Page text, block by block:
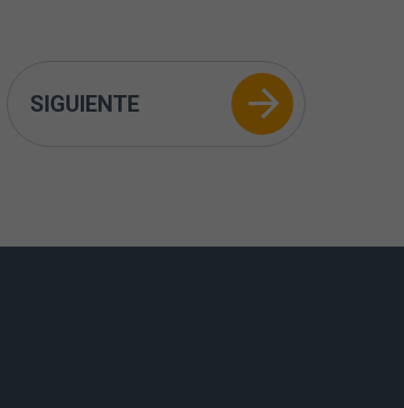
SIGUIENTE